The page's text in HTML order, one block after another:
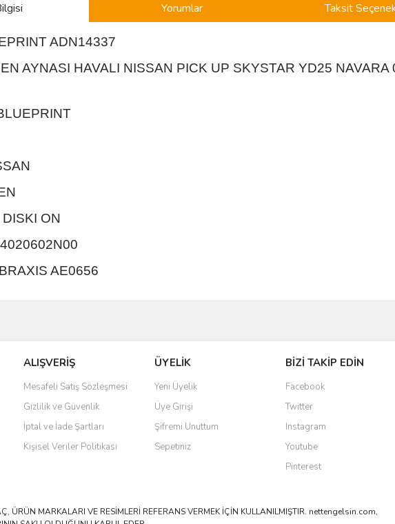
Yorumlar Taksit
ADN14337
AYNASI HAVALI NISSAN PICK UP SKYSTAR YD25
ON
AE0656
bozuk veya görüntülenemiyor.
eksik bilgiler bulunuyor.
bulunuyor.
daha pahalı.
alternatifler olmalı.
ALIŞVERİŞ
Mesafeli Satış Sözleşmesi
Gizlilik ve Güvenlik
İptal ve İade Şartları
Kişisel Veriler Politikası
ÜYELİK
Yeni Üyelik
Üye Girişi
Şifremi Unuttum
Sepetiniz
BİZİ TAKİP EDİN
Facebook
Twitter
Instagram
Youtube
Pinterest
ÜRÜN MARKALARI VE RESİMLERİ REFERANS VERMEK İÇİN KULLANILMIŞTIR. nettengelsin.com,